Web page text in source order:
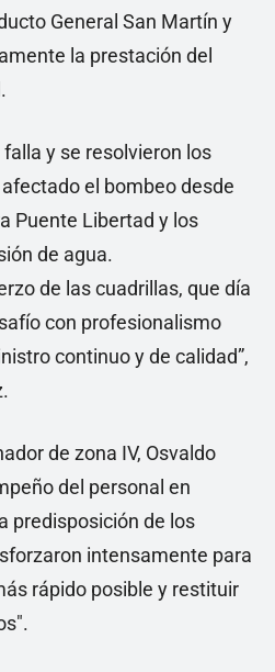
General San Martín y
la prestación del
y se resolvieron los
el bombeo desde
Puente Libertad y los
de agua.
de las cuadrillas, que día
con profesionalismo
continuo y de calidad”,
de zona IV, Osvaldo
del personal en
predisposición de los
intensamente para
rápido posible y restituir